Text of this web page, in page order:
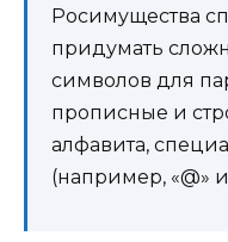
Росимущества
придумать
символов для
прописные и
алфавита,
(например, «@»